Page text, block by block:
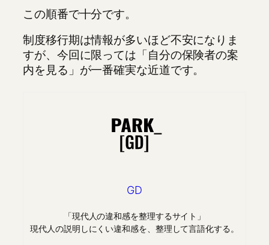
この順番で十分です。
制度移行期は情報が多いほど不安になりま
すが、今回に限っては「自分の保険者の案
内を見る」が一番確実な近道です。
GD
「現代人の違和感を整理するサイト」
現代人の説明しにくい違和感を、整理して言語化する。